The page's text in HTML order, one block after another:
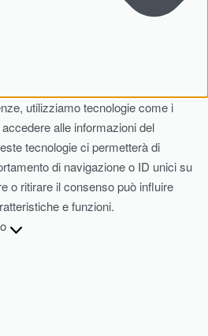
utilizziamo tecnologie come i
alle informazioni del
tecnologie ci permetterà di
di navigazione o ID unici su
o ritirare il consenso può influire
e funzioni.